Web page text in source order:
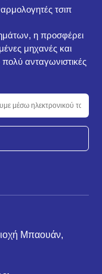
τσιπ
η προσφέρει
μηχανές και
ανταγωνιστικές
Μπαουάν,